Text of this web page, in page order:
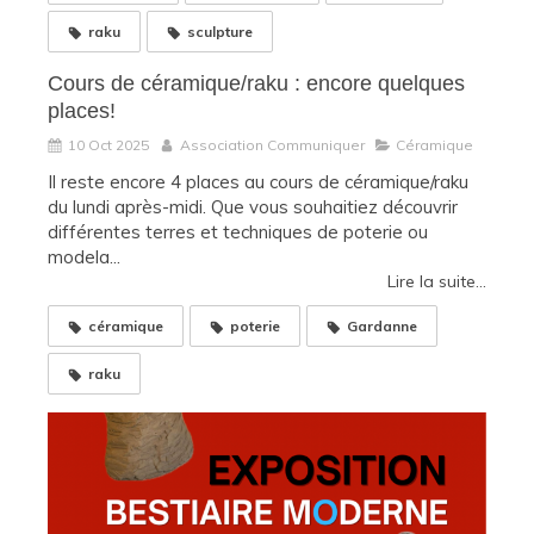
raku sculpture
Cours de céramique/raku : encore quelques
places!
10 Oct 2025 Association Communiquer Céramique
Il reste encore 4 places au cours de céramique/raku
du lundi après-midi. Que vous souhaitiez découvrir
différentes terres et techniques de poterie ou
modela...
Lire la suite...
céramique poterie Gardanne
raku